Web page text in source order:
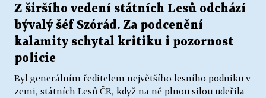
Z širšího vedení státních Lesů odchází
bývalý šéf Szórád. Za podcenění
kalamity schytal kritiku i pozornost
policie
Byl generálním ředitelem největšího lesního podniku v
zemi, státních Lesů ČR, když na ně plnou silou udeřila